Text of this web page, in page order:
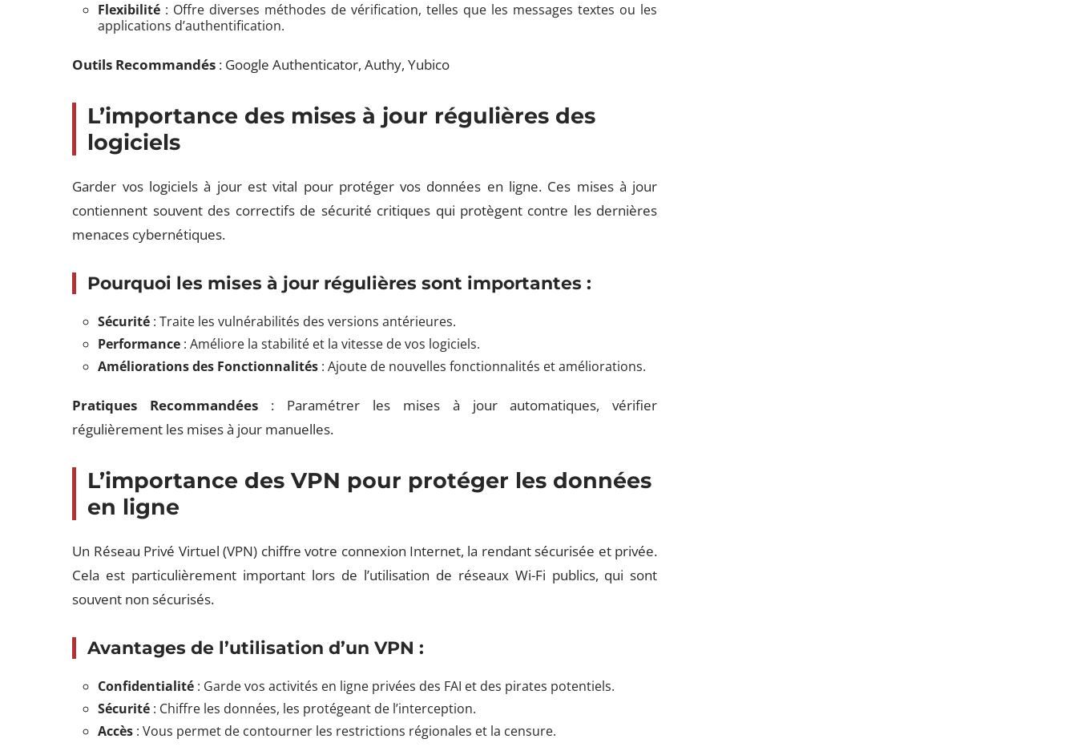
Flexibilité : Offre diverses méthodes de vérification, telles que les messages textes ou les
applications d’authentification.
Outils Recommandés : Google Authenticator, Authy, Yubico
L’importance des mises à jour régulières des
logiciels
Garder vos logiciels à jour est vital pour protéger vos données en ligne. Ces mises à jour
contiennent souvent des correctifs de sécurité critiques qui protègent contre les dernières
menaces cybernétiques.
Pourquoi les mises à jour régulières sont importantes :
Sécurité : Traite les vulnérabilités des versions antérieures.
Performance : Améliore la stabilité et la vitesse de vos logiciels.
Améliorations des Fonctionnalités : Ajoute de nouvelles fonctionnalités et améliorations.
Pratiques Recommandées : Paramétrer les mises à jour automatiques, vérifier
régulièrement les mises à jour manuelles.
L’importance des VPN pour protéger les données
en ligne
Un Réseau Privé Virtuel (VPN) chiffre votre connexion Internet, la rendant sécurisée et privée.
Cela est particulièrement important lors de l’utilisation de réseaux Wi-Fi publics, qui sont
souvent non sécurisés.
Avantages de l’utilisation d’un VPN :
Confidentialité : Garde vos activités en ligne privées des FAI et des pirates potentiels.
Sécurité : Chiffre les données, les protégeant de l’interception.
Accès : Vous permet de contourner les restrictions régionales et la censure.